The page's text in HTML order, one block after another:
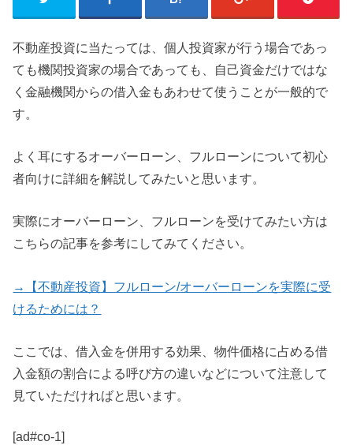
不動産投資に当たっては、個人投資家が行う場合であっ
ても機関投資家の場合であっても、自己資金だけではな
く金融機関からの借入金もあわせて使うことが一般的で
す。
よく耳にするオーバーローン、フルローンについて初心
者向けに詳細を解説してみたいと思います。
実際にオーバーローン、フルローンを受けてみたい方は
こちらの記事を参考にしてみてください。
→【不動産投資】フルローン/オーバーローンを実際に受
けるためには？
ここでは、借入金を併用する効果、物件価格に占める借
入金額の割合による呼び方の違いなどについて注意して
見ていただければと思います。
[ad#co-1]